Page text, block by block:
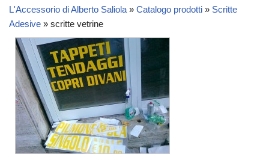
L'Accessorio di Alberto Saliola » Catalogo prodotti » Scritte
Adesive » scritte vetrine